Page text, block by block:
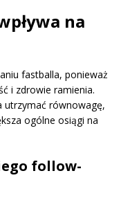
na
fastballa, ponieważ
i zdrowie ramienia.
równowagę,
ogólne osiągi na
follow-